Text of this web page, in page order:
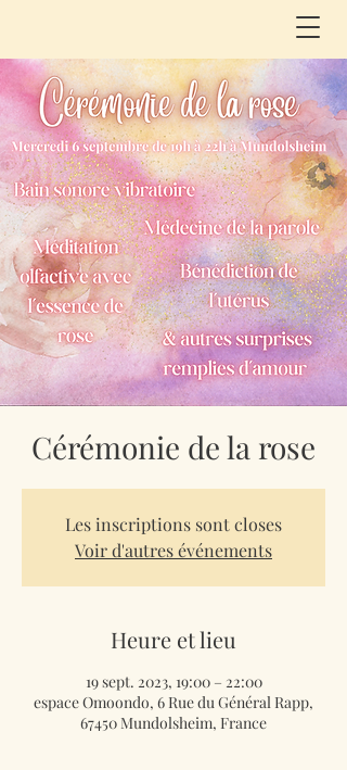
Cérémonie de la rose
Les inscriptions sont closes
Voir d'autres événements
Heure et lieu
19 sept. 2023, 19:00 – 22:00
espace Omoondo, 6 Rue du Général Rapp,
67450 Mundolsheim, France